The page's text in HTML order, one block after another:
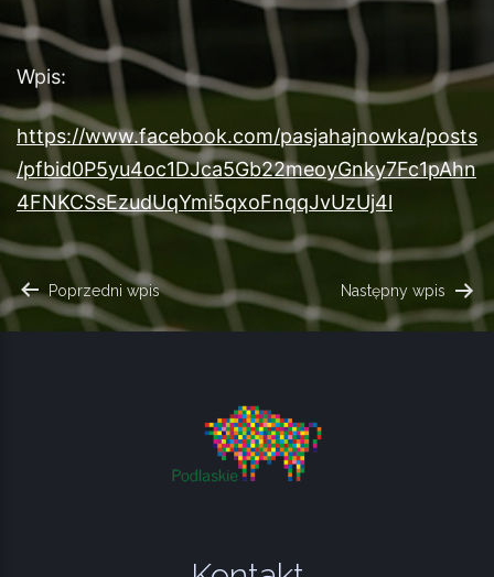
Wpis:
https://www.facebook.com/pasjahajnowka/posts
/pfbid0P5yu4oc1DJca5Gb22meoyGnky7Fc1pAhn
4FNKCSsEzudUqYmi5qxoFnqqJvUzUj4l
NAWIGACJA
Poprzedni wpis Następny wpis